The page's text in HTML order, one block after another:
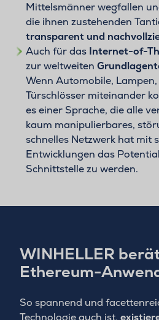
Mittelsmänner wegfallen
die ihnen zustehenden
transparent und
Auch für das Internet-of-
zur weltweiten
Wenn Automobile,
Türschlösser miteinander
es einer Sprache, die alle
kaum manipulierbares,
schnelles Netzwerk hat mit
Entwicklungen das
Schnittstelle zu werden.
WINHELLER
Ethereum-
So spannend und
Technologie auch ist,